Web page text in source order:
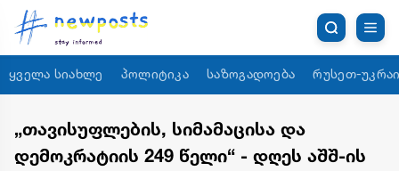
ყველა სიახლე პოლიტიკა საზოგადოება რუსეთ-
„თავისუფლების, სიმამაცისა და
დემოკრატიის 249 წელი“ - დღეს აშშ-ის